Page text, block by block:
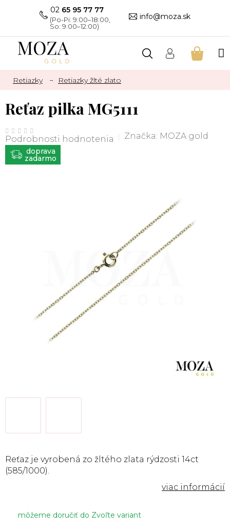
02 65 95 77 77
info@moza.sk
Retiazky Retiazky žlté zlato
Reťaz pilka MG5111
Priemerné
hodnotenie
produktu
je
0,0
5
Podrobnosti hodnotenia Značka: MOZA gold
ZADARMO
môžeme doručiť do Zvoľte variant
Reťaz je vyrobená zo žltého zlata rýdzosti 14ct
(585/1000).